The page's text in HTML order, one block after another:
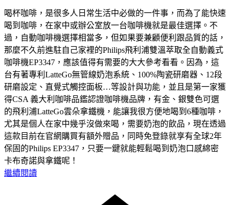
喝杯咖啡，是很多人日常生活中必做的一件事，而為了能快速
喝到咖啡，在家中或辦公室放一台咖啡機就是最佳選擇。不
過，自動咖啡機選擇相當多，但如果要兼顧便利跟品質的話，
那麼不久前進駐自己家裡的Philips飛利浦雙溫萃取全自動義式
咖啡機EP3347，應該值得有需要的大大參考看看。因為，這
台有著專利LatteGo無管線奶泡系統、100%陶瓷研磨器、12段
研磨設定、直覺式觸控面板…等設計與功能，並且是第一家獲
得CSA 義大利咖啡品鑑認證咖啡機品牌，有金、銀雙色可選
的飛利浦LatteGo雲朵拿鐵機，能讓我很方便地喝到6種咖啡，
尤其是個人在家中幾乎沒做來喝，需要奶泡的飲品，現在透過
這款目前在官網購買有額外贈品，同時免登錄就享有全球2年
保固的Philips EP3347，只要一鍵就能輕鬆喝到奶泡口感綿密
卡布奇諾與拿鐵呢！
繼續閱讀